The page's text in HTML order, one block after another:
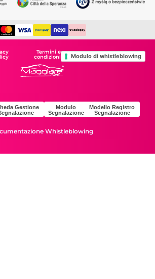
Termini e
condizioni Modulo di whistleblowing
Whistleblowing
Gestione
Modulo
Segnalazione
Modello Registro
Segnalazione